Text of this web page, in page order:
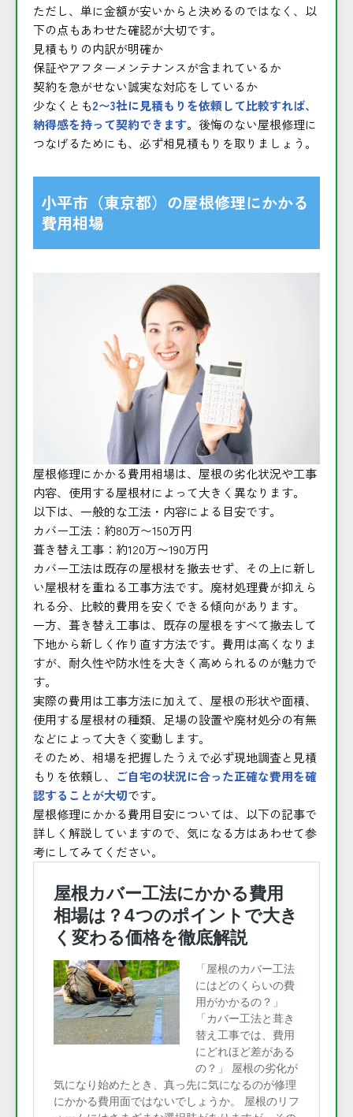
ただし、単に金額が安いからと決めるのではなく、以
下の点もあわせた確認が大切です。
見積もりの内訳が明確か
保証やアフターメンテナンスが含まれているか
契約を急がせない誠実な対応をしているか
少なくとも2〜3社に見積もりを依頼して比較すれば、
納得感を持って契約できます。後悔のない屋根修理に
つなげるためにも、必ず相見積もりを取りましょう。
小平市（東京都）の屋根修理にかかる
費用相場
屋根修理にかかる費用相場は、屋根の劣化状況や工事
内容、使用する屋根材によって大きく異なります。
以下は、一般的な工法・内容による目安です。
カバー工法：約80万〜150万円
葺き替え工事：約120万〜190万円
カバー工法は既存の屋根材を撤去せず、その上に新し
い屋根材を重ねる工事方法です。廃材処理費が抑えら
れる分、比較的費用を安くできる傾向があります。
一方、葺き替え工事は、既存の屋根をすべて撤去して
下地から新しく作り直す方法です。費用は高くなりま
すが、耐久性や防水性を大きく高められるのが魅力で
す。
実際の費用は工事方法に加えて、屋根の形状や面積、
使用する屋根材の種類、足場の設置や廃材処分の有無
などによって大きく変動します。
そのため、相場を把握したうえで必ず現地調査と見積
もりを依頼し、 ご自宅の状況に合った正確な費用を確
認することが大切です。
屋根修理にかかる費用目安については、以下の記事で
詳しく解説していますので、気になる方はあわせて参
考にしてみてください。